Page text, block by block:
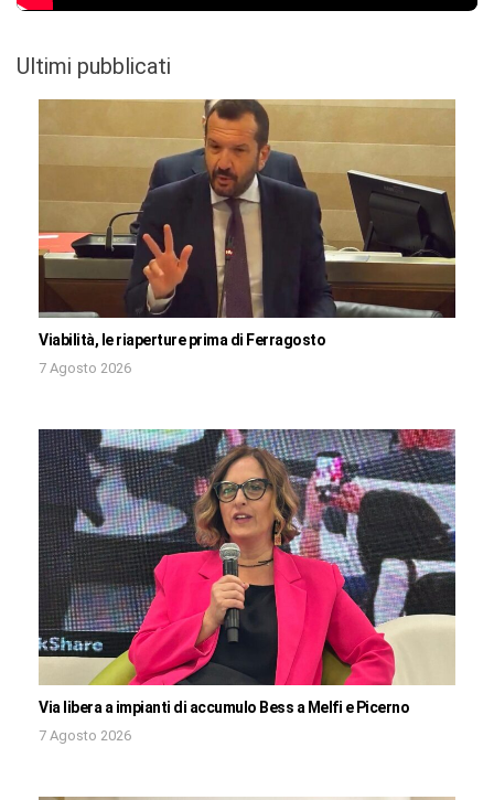
Ultimi pubblicati
Viabilità, le riaperture prima di Ferragosto
7 Agosto 2026
Via libera a impianti di accumulo Bess a Melfi e Picerno
7 Agosto 2026